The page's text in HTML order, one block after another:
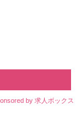
by 求人ボックス